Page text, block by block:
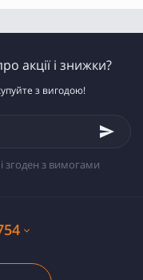
акції і знижки?
з вигодою!
і згоден з вимогами